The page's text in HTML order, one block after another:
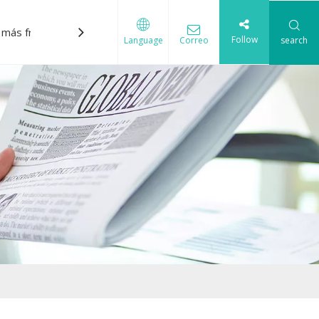
frecuentes Descargar Contáctenos
Language Correo Follow search